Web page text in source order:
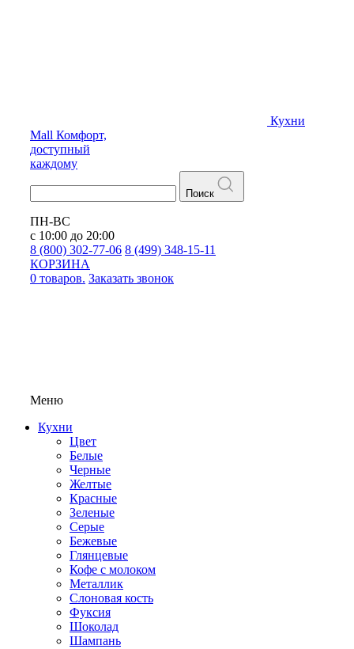
Кухни
Mall Комфорт,
доступный
каждому
Поиск
ПН-ВС
с 10:00 до 20:00
8 (800) 302-77-06 8 (499) 348-15-11
КОРЗИНА
0 товаров. Заказать звонок
Меню
Кухни
Цвет
Белые
Черные
Желтые
Красные
Зеленые
Серые
Бежевые
Глянцевые
Кофе с молоком
Металлик
Слоновая кость
Фуксия
Шоколад
Шампань